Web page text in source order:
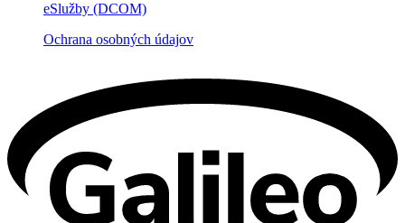
eSlužby (DCOM)
Ochrana osobných údajov